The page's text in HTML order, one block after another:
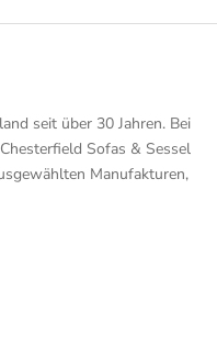
seit über 30 Jahren. Bei
Sofas & Sessel
Manufakturen,